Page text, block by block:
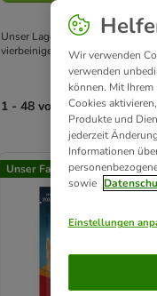
Unser Lager braucht Platz,
vierbeinigen Freund entdecken.
1 - 48 von 1438 Produkte
product items have been
Unser Favorit
Wir verwenden
verwenden
können. Mit
Cookies
Produkte und
jederzeit
Informationen
sowie
Einstellungen